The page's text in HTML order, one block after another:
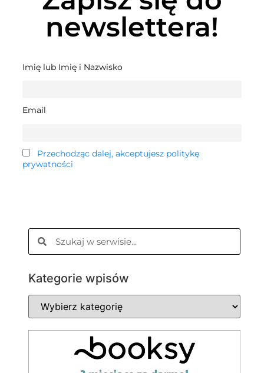
newslettera!
Imię lub Imię i Nazwisko
Email
Przechodząc dalej, akceptujesz politykę
prywatności
Kategorie wpisów